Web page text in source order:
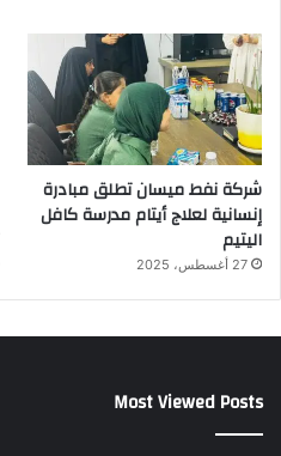
شركة نفط ميسان تطلق مبادرة
إنسانية لعلاج أيتام مدرسة كافل
اليتيم
27 أغسطس، 2025
Most Viewed Posts